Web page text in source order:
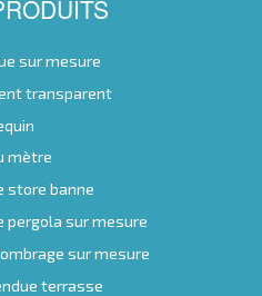
sur mesure
transparent
mètre
store banne
pergola sur mesure
sur mesure
terrasse